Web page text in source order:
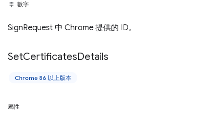
數字
SignRequest 中 Chrome 提供的 ID。
SetCertificatesDetails
Chrome 86 以上版本
屬性